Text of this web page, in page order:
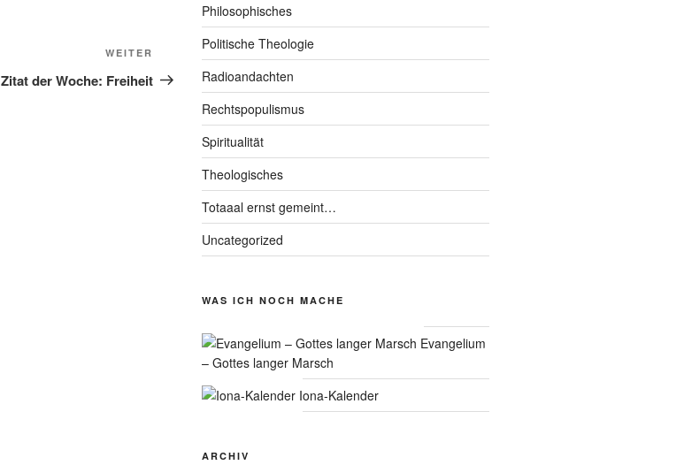
Nächster
Beitrag
WEITER
Zitat der Woche: Freiheit
Philosophisches
Politische Theologie
Radioandachten
Rechtspopulismus
Spiritualität
Theologisches
Totaaal ernst gemeint…
Uncategorized
WAS ICH NOCH MACHE
Evangelium
– Gottes langer Marsch
Iona-Kalender
ARCHIV